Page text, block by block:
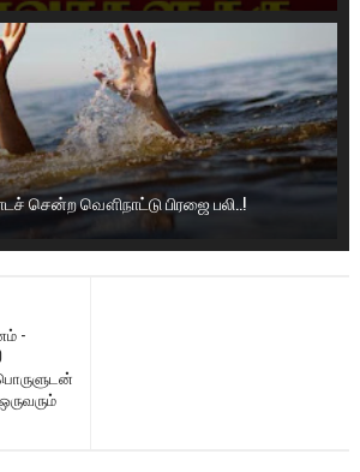
சென்ற வௌிநாட்டு பிரஜை பலி..!
-